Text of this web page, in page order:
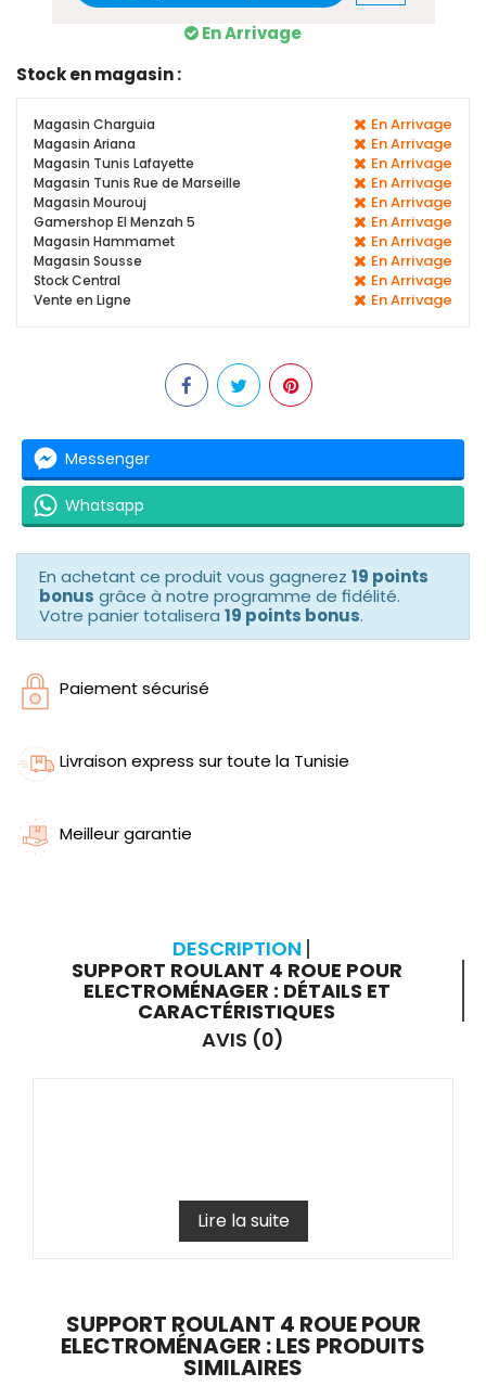
En Arrivage
Stock en magasin :
Magasin Charguia En Arrivage
Magasin Ariana En Arrivage
Magasin Tunis Lafayette En Arrivage
Magasin Tunis Rue de Marseille En Arrivage
Magasin Mourouj En Arrivage
Gamershop El Menzah 5 En Arrivage
Magasin Hammamet En Arrivage
Magasin Sousse En Arrivage
Stock Central En Arrivage
Vente en Ligne En Arrivage
Messenger
Whatsapp
En achetant ce produit vous gagnerez 19 points
bonus grâce à notre programme de fidélité.
Votre panier totalisera 19 points bonus.
Paiement sécurisé
Livraison express sur toute la Tunisie
Meilleur garantie
DESCRIPTION
SUPPORT ROULANT 4 ROUE POUR
ELECTROMÉNAGER : DÉTAILS ET
CARACTÉRISTIQUES
AVIS (0)
Lire la suite
SUPPORT ROULANT 4 ROUE POUR
ELECTROMÉNAGER : LES PRODUITS
SIMILAIRES